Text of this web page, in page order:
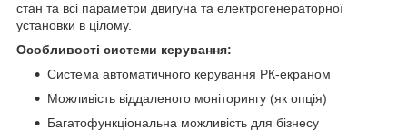
стан та всі параметри двигуна та електрогенераторної
установки в цілому.
Особливості системи керування:
Система автоматичного керування РК-екраном
Можливість віддаленого моніторингу (як опція)
Багатофункціональна можливість для бізнесу